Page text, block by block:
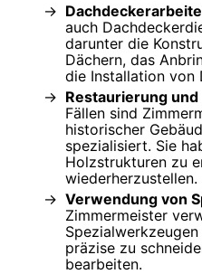
auch
darunter die
Dächern, das
die Installation von
Restaurierung
Fällen sind
historischer
spezialisiert. Sie
Holzstrukturen zu
wiederherzustellen.
Verwendung von
Zimmermeister
präzise zu
bearbeiten.